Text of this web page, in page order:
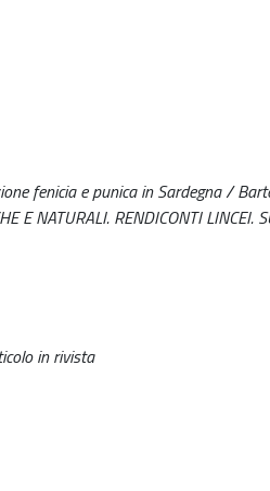
fenicia e punica in Sardegna /
E NATURALI. RENDICONTI
in rivista